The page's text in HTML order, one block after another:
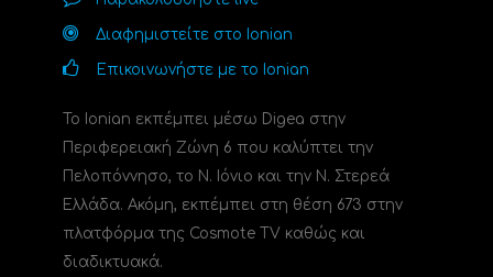
Διαφημιστείτε στο Ionian
Επικοινωνήστε με το Ionian
Το Ionian εκπέμπει μέσω Digea στην
Περιφερειακή Ζώνη 6 που καλύπτει την
Πελοπόννησο, το N. Ιόνιο και την Ν. Στερεά
Ελλάδα. Ακόμη, εκπέμπει στη θέση 673 στην
πλατφόρμα της Cosmote TV καθώς και
διαδικτυακά.